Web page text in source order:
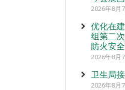
2026年8月
优化在
组第二
防火安
2026年8月
卫生局
2026年8月